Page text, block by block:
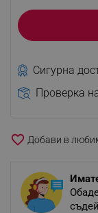
Сигурна
Проверка
favorite_border